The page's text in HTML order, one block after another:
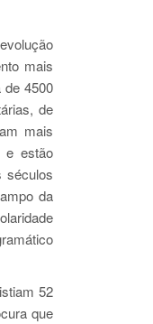
mais
de 4500
de
mais
e estão
séculos
da
52
que